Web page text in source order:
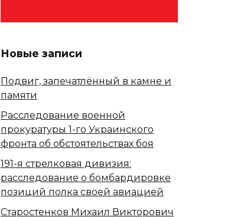
Новые записи
Подвиг, запечатлённый в камне и
памяти
Расследование военной
прокуратуры 1-го Украинского
фронта об обстоятельствах боя
191-я стрелковая дивизия:
расследование о бомбардировке
позиций полка своей авиацией
Старостенков Михаил Викторович